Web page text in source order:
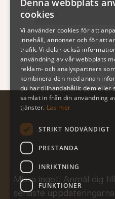
Subscribe
Missa inget! Anmäl dig
senaste
Denna webbplats
cookies
Vi använder cookies för att
innehåll, annonser och för att
trafik. Vi delar också
användning av vår webbplats
reklam- och analyspartners
kombinera den med annan
du har tillhandahållit dem eller
samlat in från din användning
tjänster. Läs mer
STRIKT NÖDVÄNDIGT
PRESTANDA
INRIKTNING
FUNKTIONER